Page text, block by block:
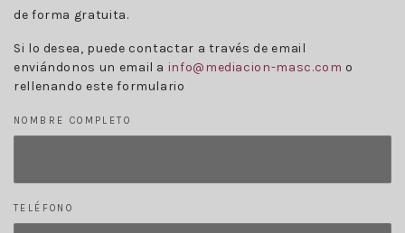
de forma gratuita.
Si lo desea, puede contactar a través de email
enviándonos un email a info@mediacion-masc.com o
rellenando este formulario
NOMBRE COMPLETO
TELÉFONO